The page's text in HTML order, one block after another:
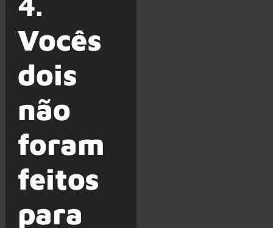
Vocês
dois
não
foram
feitos
para